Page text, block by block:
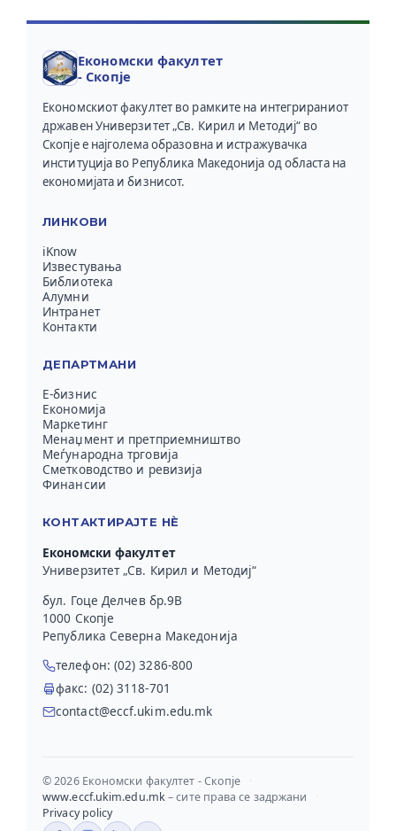
Економски факултет
- Скопје
Економскиот факултет во рамките на интегрираниот
државен Универзитет „Св. Кирил и Методиј“ во
Скопје е најголема образовна и истражувачка
институција во Република Македонија од областа на
економијата и бизнисот.
ЛИНКОВИ
iKnow
Известувања
Библиотека
Алумни
Интранет
Контакти
ДЕПАРТМАНИ
Е-бизнис
Економија
Маркетинг
Менаџмент и претприемништво
Меѓународна трговија
Сметководство и ревизија
Финансии
КОНТАКТИРАЈТЕ НЀ
Економски факултет
Универзитет „Св. Кирил и Методиј“
бул. Гоце Делчев бр.9В
1000 Скопје
Република Северна Македонија
телефон: (02) 3286-800
факс: (02) 3118-701
contact@eccf.ukim.edu.mk
© 2026 Економски факултет - Скопје
www.eccf.ukim.edu.mk– сите права се задржани
Privacy policy